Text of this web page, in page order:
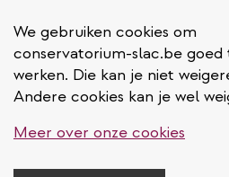
We gebruiken cookies om
conservatorium-slac.be
werken. Die kan je niet
Andere cookies kan je wel
Meer over onze cookies